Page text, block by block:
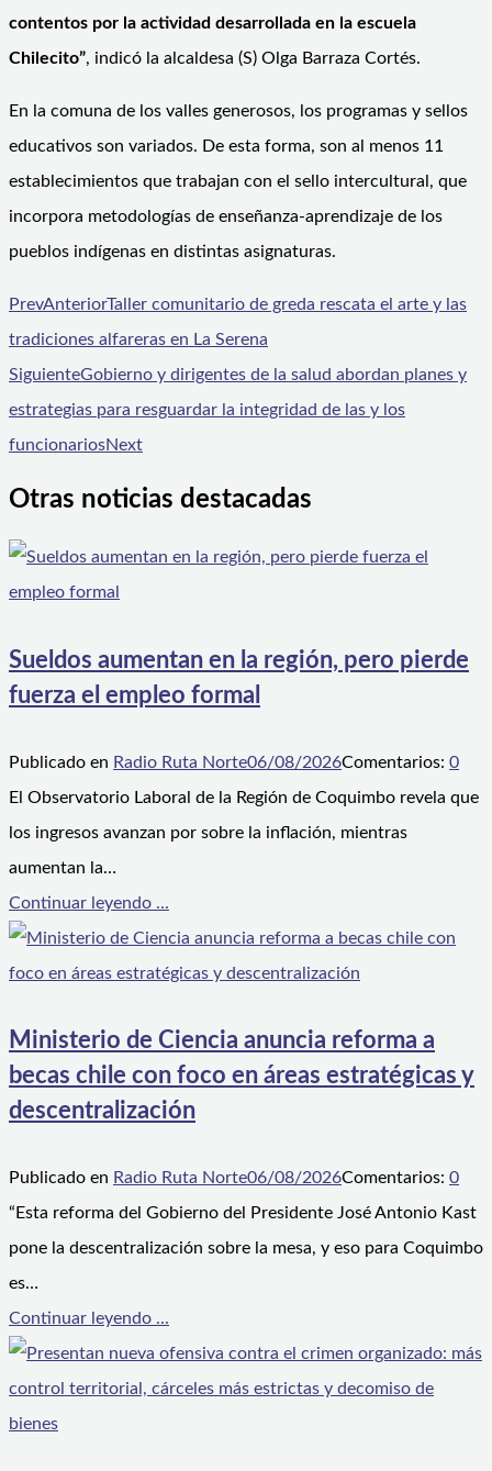
contentos por la actividad desarrollada en la escuela
Chilecito”, indicó la alcaldesa (S) Olga Barraza Cortés.
En la comuna de los valles generosos, los programas y sellos
educativos son variados. De esta forma, son al menos 11
establecimientos que trabajan con el sello intercultural, que
incorpora metodologías de enseñanza-aprendizaje de los
pueblos indígenas en distintas asignaturas.
PrevAnteriorTaller comunitario de greda rescata el arte y las
tradiciones alfareras en La Serena
SiguienteGobierno y dirigentes de la salud abordan planes y
estrategias para resguardar la integridad de las y los
funcionariosNext
Otras noticias destacadas
Sueldos aumentan en la región, pero pierde
fuerza el empleo formal
Publicado en Radio Ruta Norte06/08/2026Comentarios: 0
El Observatorio Laboral de la Región de Coquimbo revela que
los ingresos avanzan por sobre la inflación, mientras
aumentan la…
Continuar leyendo ...
Ministerio de Ciencia anuncia reforma a
becas chile con foco en áreas estratégicas y
descentralización
Publicado en Radio Ruta Norte06/08/2026Comentarios: 0
“Esta reforma del Gobierno del Presidente José Antonio Kast
pone la descentralización sobre la mesa, y eso para Coquimbo
es…
Continuar leyendo ...